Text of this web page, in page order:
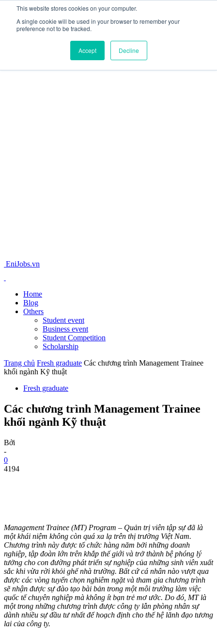
This website stores cookies on your computer.
A single cookie will be used in your browser to remember your
preference not to be tracked.
Accept Decline
EniJobs.vn
Home
Blog
Others
Student event
Business event
Student Competition
Scholarship
Trang chủ Fresh graduate Các chương trình Management Trainee
khối ngành Kỹ thuật
Fresh graduate
Các chương trình Management Trainee
khối ngành Kỹ thuật
Bởi
-
0
4194
Management Trainee (MT) Program – Quản trị viên tập sự đã là
một khái niệm không còn quá xa lạ trên thị trường Việt Nam.
Chương trình này được tổ chức hàng năm bởi những doanh
nghiệp, tập đoàn lớn trên khắp thế giới và trở thành bệ phóng lý
tưởng cho con đường phát triển sự nghiệp của những sinh viên xuất
sắc khi vừa rời khỏi ghế nhà trường. Bất cứ cá nhân nào vượt qua
được các vòng tuyển chọn nghiêm ngặt và tham gia chương trình
sẽ nhận được sự đào tạo bài bản trong một môi trường làm việc
quốc tế chuyên nghiệp mà không ít bạn trẻ mơ ước. Do đó, MT là
một trong những chương trình được công ty lẫn phòng nhân sự
dành nhiều sự đầu tư nhất để hoạch định cho thế hệ lãnh đạo tương
lai của công ty.